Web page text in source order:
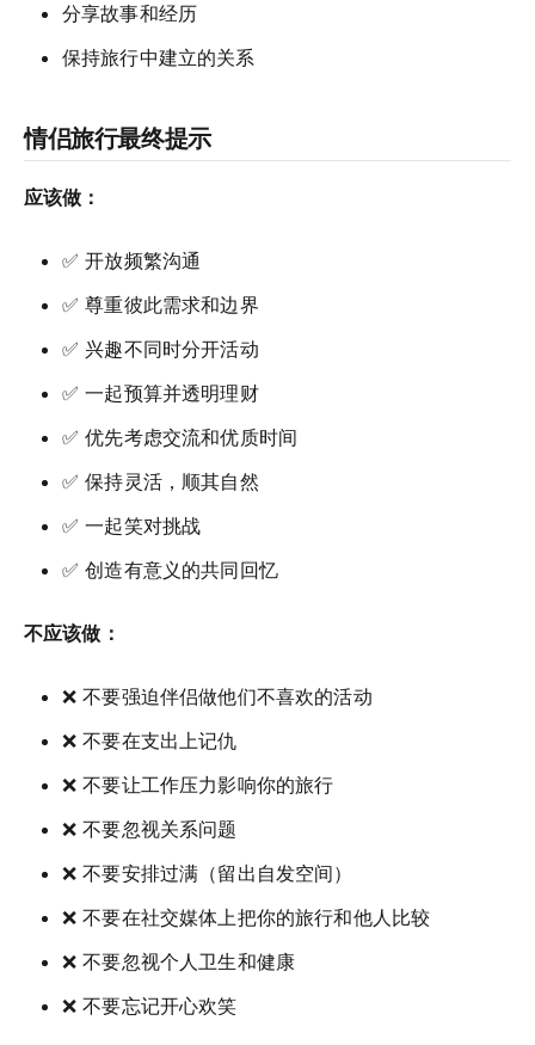
分享故事和经历
保持旅行中建立的关系
情侣旅行最终提示
应该做：
✅ 开放频繁沟通
✅ 尊重彼此需求和边界
✅ 兴趣不同时分开活动
✅ 一起预算并透明理财
✅ 优先考虑交流和优质时间
✅ 保持灵活，顺其自然
✅ 一起笑对挑战
✅ 创造有意义的共同回忆
不应该做：
❌ 不要强迫伴侣做他们不喜欢的活动
❌ 不要在支出上记仇
❌ 不要让工作压力影响你的旅行
❌ 不要忽视关系问题
❌ 不要安排过满（留出自发空间）
❌ 不要在社交媒体上把你的旅行和他人比较
❌ 不要忽视个人卫生和健康
❌ 不要忘记开心欢笑